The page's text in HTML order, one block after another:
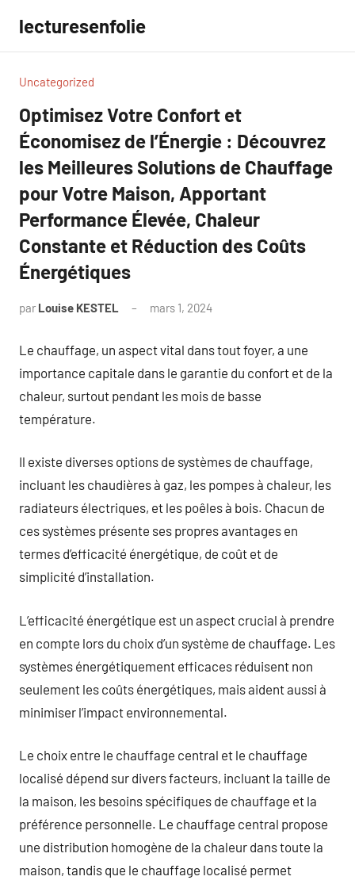
contenu
lecturesenfolie
Uncategorized
Optimisez Votre Confort et
Économisez de l’Énergie : Découvrez
les Meilleures Solutions de Chauffage
pour Votre Maison, Apportant
Performance Élevée, Chaleur
Constante et Réduction des Coûts
Énergétiques
par Louise KESTEL mars 1, 2024
Le chauffage, un aspect vital dans tout foyer, a une
importance capitale dans le garantie du confort et de la
chaleur, surtout pendant les mois de basse
température.
Il existe diverses options de systèmes de chauffage,
incluant les chaudières à gaz, les pompes à chaleur, les
radiateurs électriques, et les poêles à bois. Chacun de
ces systèmes présente ses propres avantages en
termes d’efficacité énergétique, de coût et de
simplicité d’installation.
L’efficacité énergétique est un aspect crucial à prendre
en compte lors du choix d’un système de chauffage. Les
systèmes énergétiquement efficaces réduisent non
seulement les coûts énergétiques, mais aident aussi à
minimiser l’impact environnemental.
Le choix entre le chauffage central et le chauffage
localisé dépend sur divers facteurs, incluant la taille de
la maison, les besoins spécifiques de chauffage et la
préférence personnelle. Le chauffage central propose
une distribution homogène de la chaleur dans toute la
maison, tandis que le chauffage localisé permet